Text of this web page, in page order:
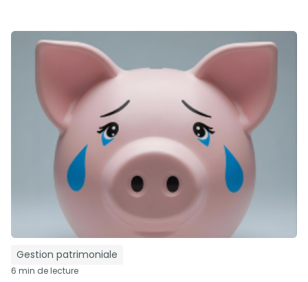
Gestion patrimoniale
6 min de lecture